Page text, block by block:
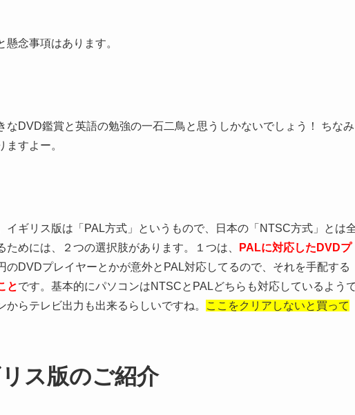
念事項はあります。
なDVD鑑賞と英語の勉強の一石二鳥と思うしかないでしょう！ ちなみ
すよー。
イギリス版は「PAL方式」というもので、日本の「NTSC方式」とは
めには、２つの選択肢があります。１つは、
PALに対応したDVDプ
のDVDプレイヤーとかが意外とPAL対応してるので、それを手配する
とです。基本的にパソコンはNTSCとPALどちらも対応しているよう
らテレビ出力も出来るらしいですね。
ここをクリアしないと買って
ス版のご紹介